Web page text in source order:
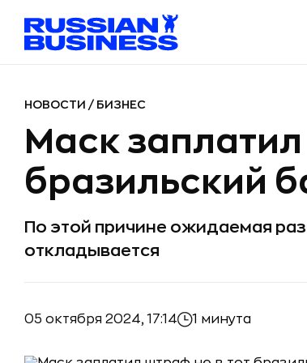
НОВОСТИ / БИЗНЕС
Маск
бразильский
По этой причине ожидаемая
откладывается
05 октября 2024, 17:14 1 минута